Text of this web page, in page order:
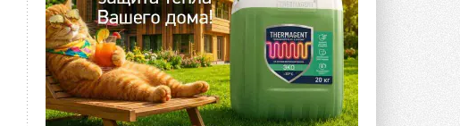
«СиСофт Девелопмент» подвел
итоги конкурса студенческих
проектов «ТИМ-лидеры 2026»
Новый сезон конкурса «ТИМ-лидеры»
стартует уже в сентябре 2026 года ...
3 АВГУСТА 2026
«Русклимат» укрепляет